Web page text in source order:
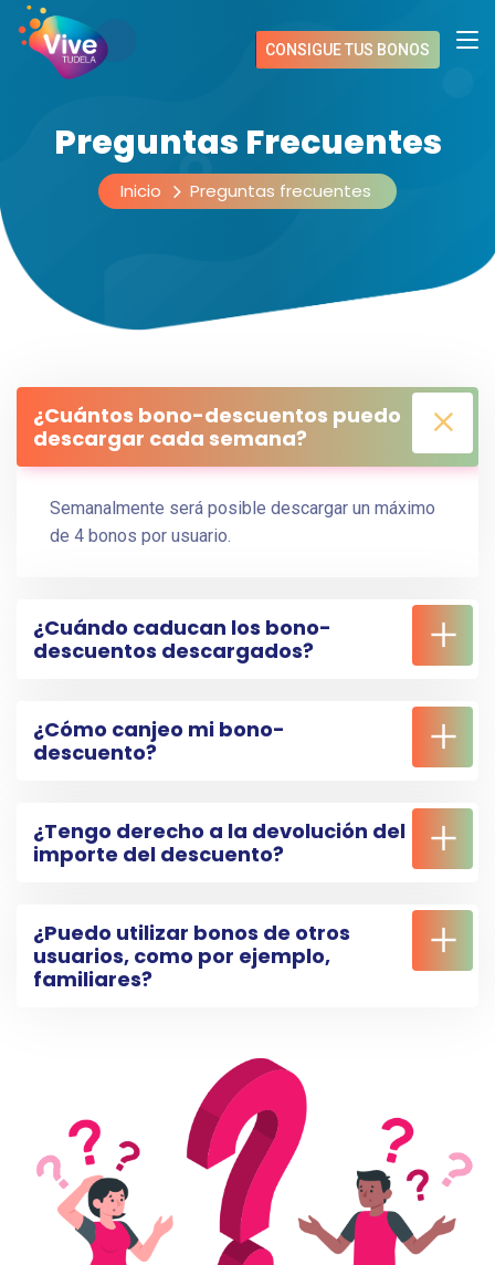
CONSIGUE TUS BONOS
Preguntas Frecuentes
Inicio Preguntas frecuentes
¿Cuántos bono-descuentos puedo
descargar cada semana?
Semanalmente será posible descargar un máximo
de 4 bonos por usuario.
¿Cuándo caducan los bono-
descuentos descargados?
¿Cómo canjeo mi bono-
descuento?
¿Tengo derecho a la devolución del
importe del descuento?
¿Puedo utilizar bonos de otros
usuarios, como por ejemplo,
familiares?